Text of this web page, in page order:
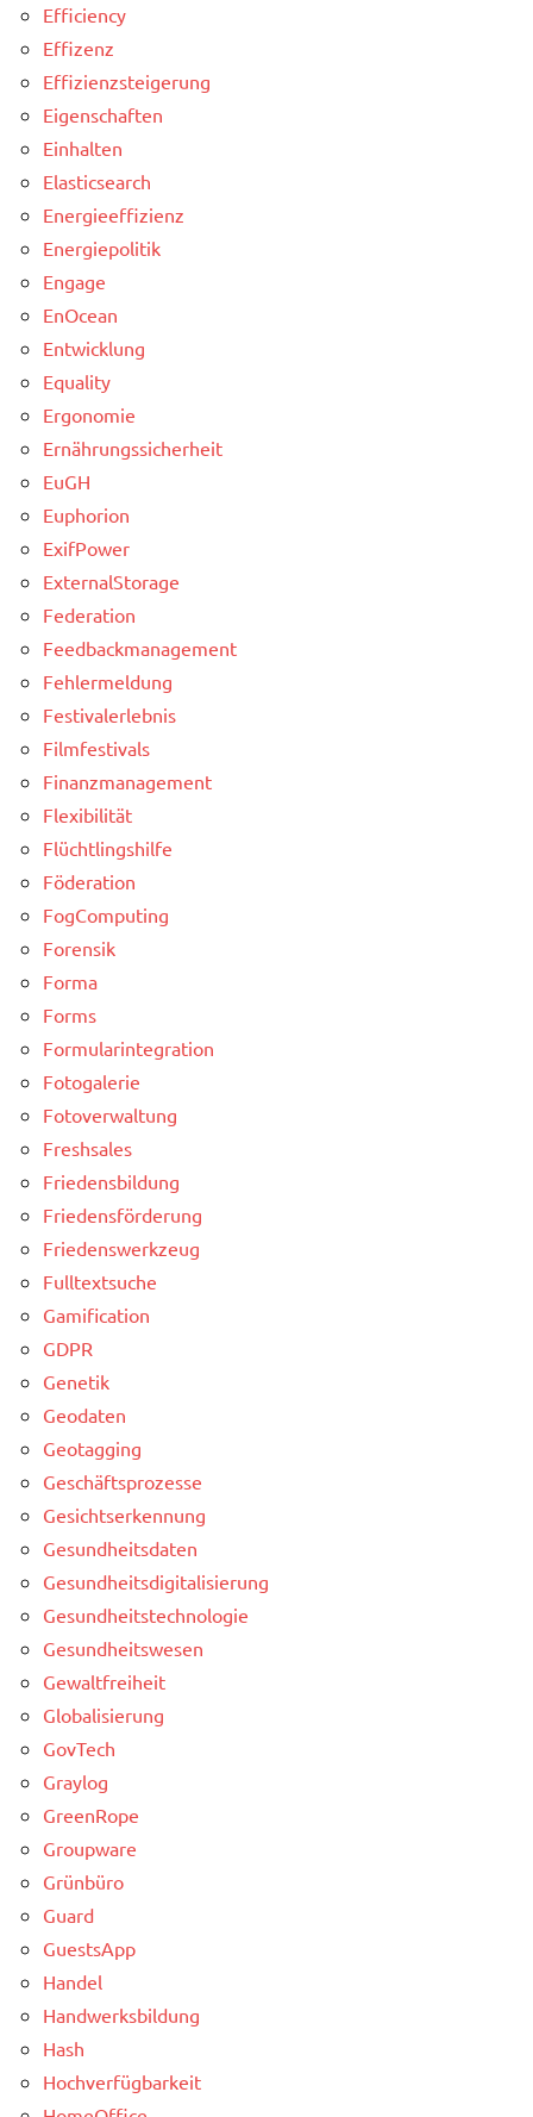
Efficiency
Effizenz
Effizienzsteigerung
Eigenschaften
Einhalten
Elasticsearch
Energieeffizienz
Energiepolitik
Engage
EnOcean
Entwicklung
Equality
Ergonomie
Ernährungssicherheit
EuGH
Euphorion
ExifPower
ExternalStorage
Federation
Feedbackmanagement
Fehlermeldung
Festivalerlebnis
Filmfestivals
Finanzmanagement
Flexibilität
Flüchtlingshilfe
Föderation
FogComputing
Forensik
Forma
Forms
Formularintegration
Fotogalerie
Fotoverwaltung
Freshsales
Friedensbildung
Friedensförderung
Friedenswerkzeug
Fulltextsuche
Gamification
GDPR
Genetik
Geodaten
Geotagging
Geschäftsprozesse
Gesichtserkennung
Gesundheitsdaten
Gesundheitsdigitalisierung
Gesundheitstechnologie
Gesundheitswesen
Gewaltfreiheit
Globalisierung
GovTech
Graylog
GreenRope
Groupware
Grünbüro
Guard
GuestsApp
Handel
Handwerksbildung
Hash
Hochverfügbarkeit